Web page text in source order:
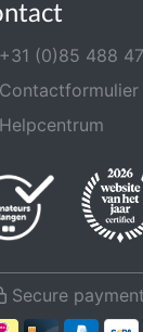
+31 (0)85 488
Contactformulier
Helpcentrum
Secure